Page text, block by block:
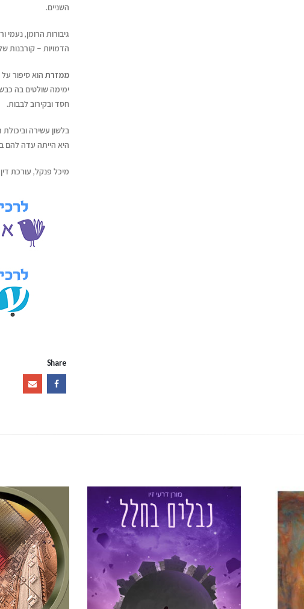
השניים.
גיבורות הרומן,
הדמויות – קורבנות
ממזרת הוא סיפור
ימימה שולטים בה
חסד ובקירוב לבבות.
בלשון עשירה
היא הייתה עדה להם
מיכל פנקל, עורכת
Share